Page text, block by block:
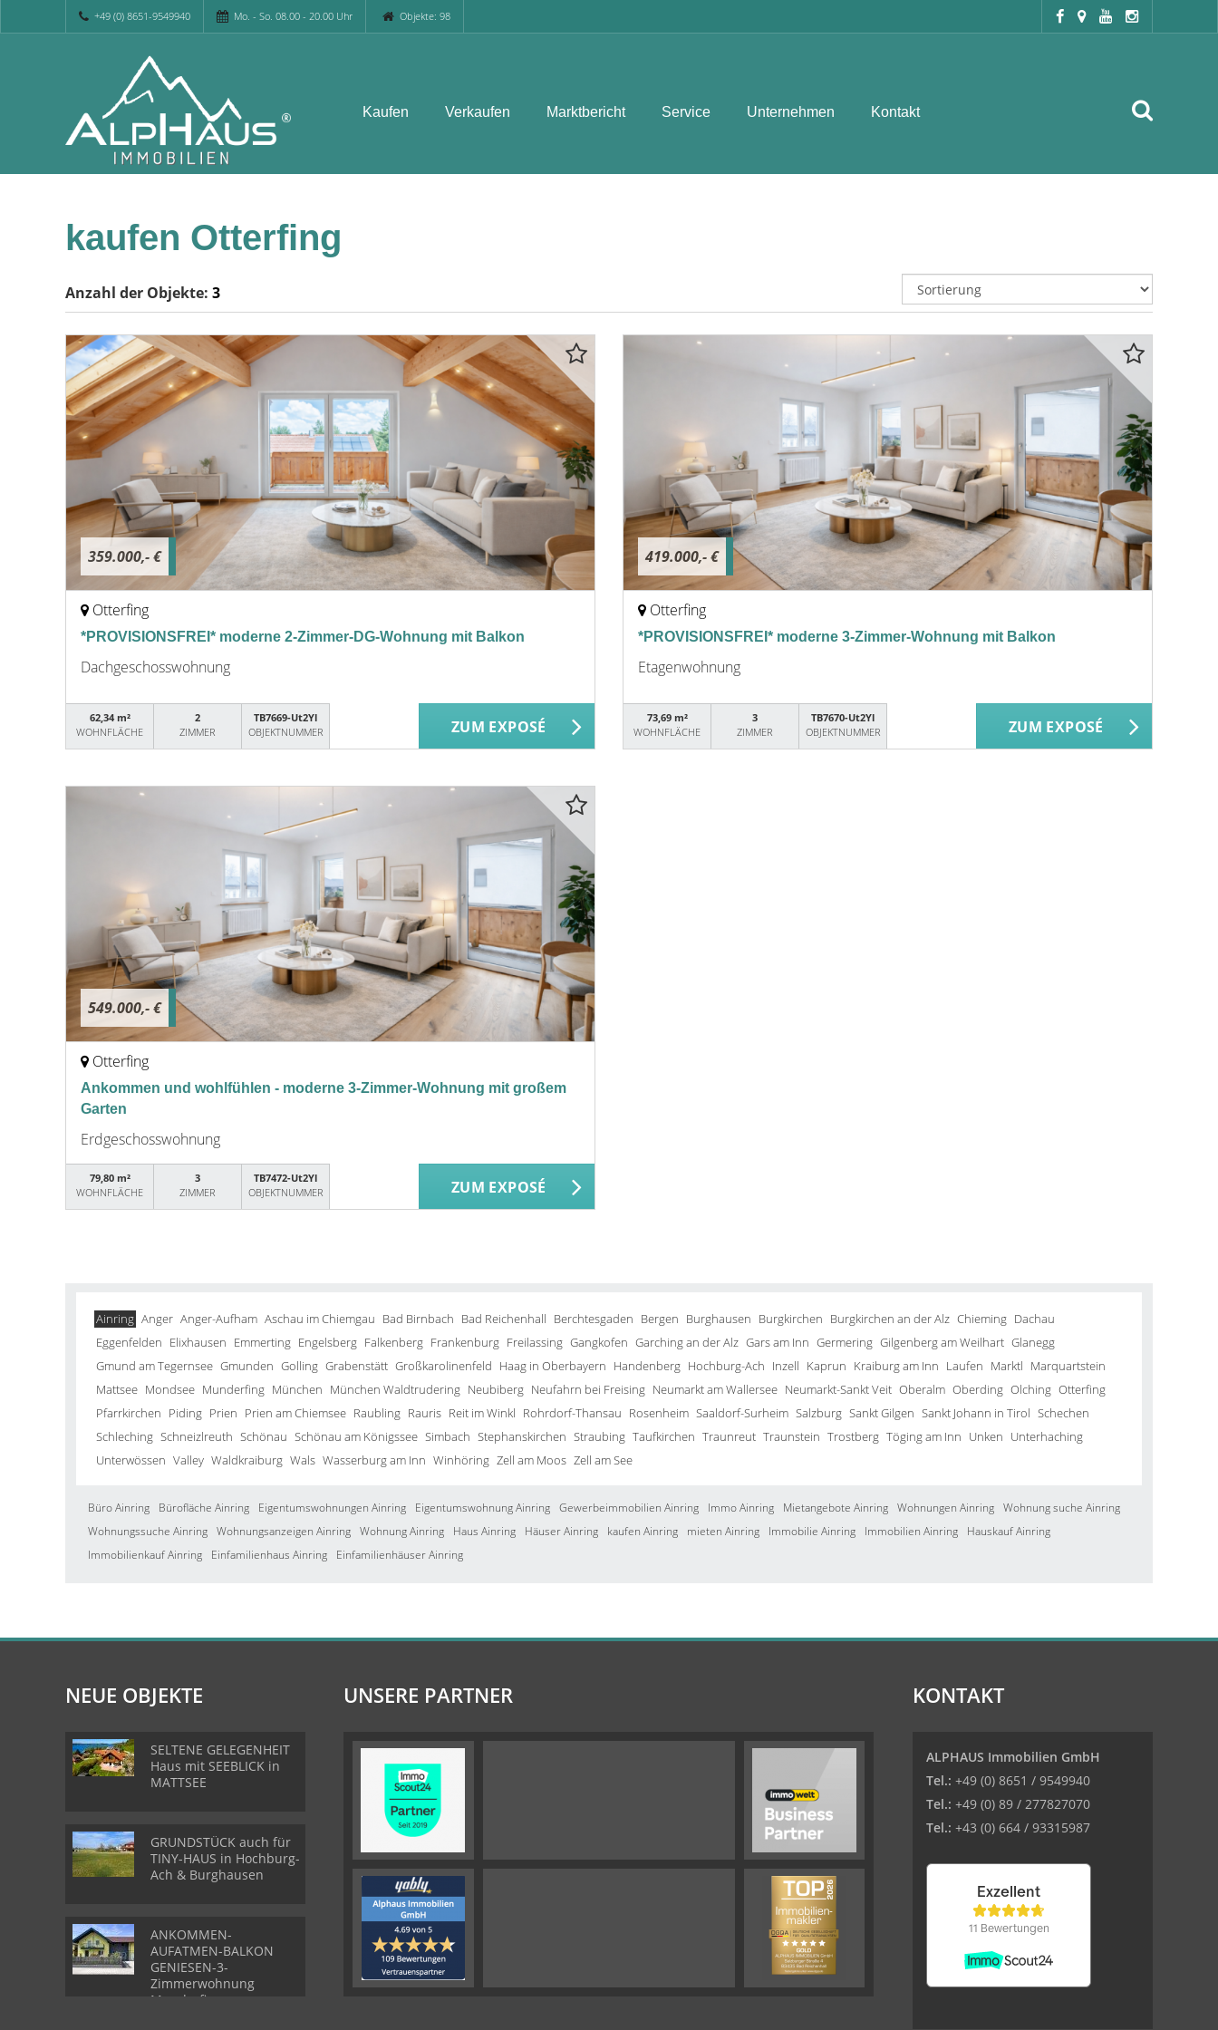
+49 (0) 8651-9549940 Mo. - So. 08.00 - 20.00 Uhr Objekte: 98
Kaufen Verkaufen Marktbericht Service Unternehmen Kontakt
kaufen Otterfing
Anzahl der Objekte: 3
359.000,- €
Otterfing
*PROVISIONSFREI* moderne 2-Zimmer-DG-Wohnung mit Balkon
Dachgeschosswohnung
62,34 m²
WOHNFLÄCHE
2
ZIMMER
TB7669-Ut2Yl
OBJEKTNUMMER
ZUM EXPOSÉ
419.000,- €
Otterfing
*PROVISIONSFREI* moderne 3-Zimmer-Wohnung mit Balkon
Etagenwohnung
73,69 m²
WOHNFLÄCHE
3
ZIMMER
TB7670-Ut2Yl
OBJEKTNUMMER
ZUM EXPOSÉ
549.000,- €
Otterfing
Ankommen und wohlfühlen - moderne 3-Zimmer-Wohnung mit großem
Garten
Erdgeschosswohnung
79,80 m²
WOHNFLÄCHE
3
ZIMMER
TB7472-Ut2Yl
OBJEKTNUMMER
ZUM EXPOSÉ
Ainring Anger Anger-Aufham Aschau im Chiemgau Bad Birnbach Bad Reichenhall Berchtesgaden Bergen Burghausen Burgkirchen Burgkirchen an der Alz Chieming Dachau
Eggenfelden Elixhausen Emmerting Engelsberg Falkenberg Frankenburg Freilassing Gangkofen Garching an der Alz Gars am Inn Germering Gilgenberg am Weilhart Glanegg
Gmund am Tegernsee Gmunden Golling Grabenstätt Großkarolinenfeld Haag in Oberbayern Handenberg Hochburg-Ach Inzell Kaprun Kraiburg am Inn Laufen Marktl Marquartstein
Mattsee Mondsee Munderfing München München Waldtrudering Neubiberg Neufahrn bei Freising Neumarkt am Wallersee Neumarkt-Sankt Veit Oberalm Oberding Olching Otterfing
Pfarrkirchen Piding Prien Prien am Chiemsee Raubling Rauris Reit im Winkl Rohrdorf-Thansau Rosenheim Saaldorf-Surheim Salzburg Sankt Gilgen Sankt Johann in Tirol Schechen
Schleching Schneizlreuth Schönau Schönau am Königssee Simbach Stephanskirchen Straubing Taufkirchen Traunreut Traunstein Trostberg Töging am Inn Unken Unterhaching
Unterwössen Valley Waldkraiburg Wals Wasserburg am Inn Winhöring Zell am Moos Zell am See
Büro Ainring Bürofläche Ainring Eigentumswohnungen Ainring Eigentumswohnung Ainring Gewerbeimmobilien Ainring Immo Ainring Mietangebote Ainring Wohnungen Ainring Wohnung suche Ainring
Wohnungssuche Ainring Wohnungsanzeigen Ainring Wohnung Ainring Haus Ainring Häuser Ainring kaufen Ainring mieten Ainring Immobilie Ainring Immobilien Ainring
Hauskauf Ainring
Immobilienkauf Ainring
Einfamilienhaus Ainring Einfamilienhäuser Ainring
NEUE OBJEKTE
SELTENE GELEGENHEIT
Haus mit SEEBLICK in
MATTSEE
GRUNDSTÜCK auch für
TINY-HAUS in Hochburg-
Ach & Burghausen
ANKOMMEN-
AUFATMEN-BALKON
GENIESEN-3-
Zimmerwohnung
Munderfing
UNSERE PARTNER KONTAKT
ALPHAUS Immobilien GmbH
Tel.: +49 (0) 8651 / 9549940
Tel.: +49 (0) 89 / 277827070
Tel.: +43 (0) 664 / 93315987